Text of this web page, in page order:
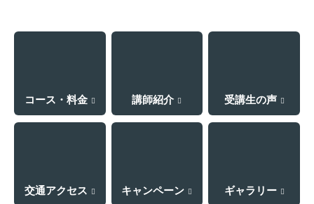
コース・料金 講師紹介 受講生の声
交通アクセス キャンペーン ギャラリー